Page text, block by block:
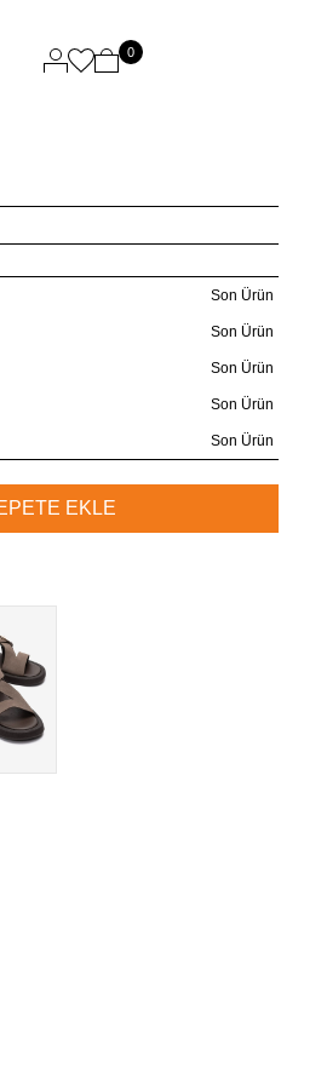
0
Son Ürün
Son Ürün
Son Ürün
Son Ürün
Son Ürün